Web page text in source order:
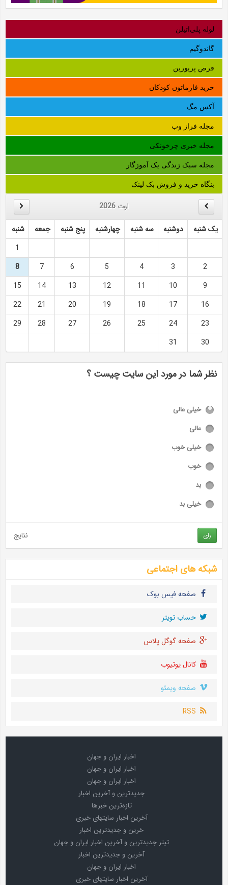
لوله‌ پلی‌اتیلن
گاندوگیم
قرص پریورین
خرید فارماتون کودکان
آکس مگ
مجله فراز وب
مجله خبری چرخونکی
مجله سبک زندگی یک آموزگار
بنگاه خرید و فروش بک لینک
اوت 2026
یک شنبه دوشنبه سه شنبه چهارشنبه پنج شنبه جمعه
شنبه
1
2
3
4
5
6
7
8
9
10
11
12
13
14
15
16
17
18
19
20
21
22
23
24
25
26
27
28
29
30
31
نظر شما در مورد این سایت چیست ؟
خیلی عالی
عالی
خیلی خوب
خوب
بد
خیلی بد
رای نتایج
شبکه های اجتماعی
صفحه فیس بوک
حساب تويتر
صفحه گوگل پلاس
کانال یوتیوب
صفحه ویمئو
RSS
اخبار ایران و جهان
اخبار ایران و جهان
اخبار ایران و جهان
جدیدترین و آخرین اخبار
تازه‌ترین خبرها
آخرین اخبار سایتهای خبری
خرین و جدیدترین اخبار
تیتر جدیدترین و آخرین اخبار ایران و جهان
آخرین و جدیدترین اخبار
اخبار ایران و جهان
آخرین اخبار سایتهای خبری